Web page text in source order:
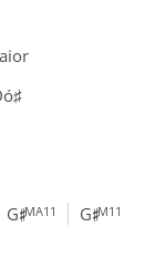
♯
G♯MA11 G♯M11